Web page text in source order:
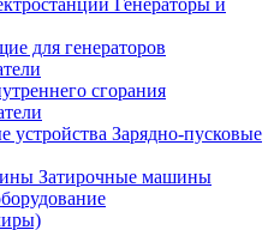
Генераторы и
для генераторов
сгорания
Зарядно-пусковые
Затирочные машины